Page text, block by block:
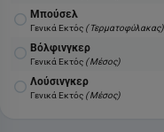
Μπούσελ
Γενικά Εκτός ( Τερματοφύλακας)
Βόλφινγκερ
Γενικά Εκτός ( Μέσος)
Λούσινγκερ
Γενικά Εκτός ( Μέσος)